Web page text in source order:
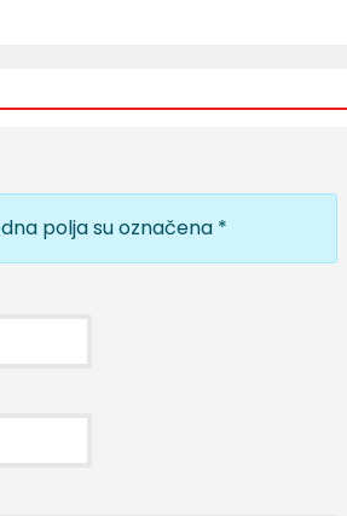
polja su označena *